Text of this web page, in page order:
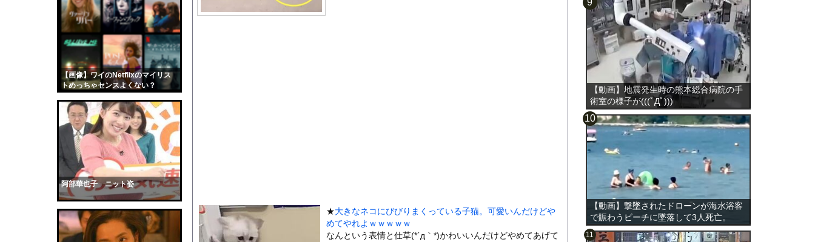
【画像】ワイのNetflixのマイリス
トめっちゃセンスよくない？
阿部華也子 ニット姿
【画像】女の子「危機管理フォーーーーム！！！」
6時間動かず浮かんだ「発光する球体」!? コロラド上空に現れた正体不明物体の目撃談【...
【画像】小倉ゆうか(27)さん、7年ぶり『FRIDAY』表紙で神ボディ大解放
★大きなネコにびびりまくっている子猫。可愛いんだけどや
めてやれよｗｗｗｗｗ
なんという表情と仕草(*´д｀*)かわいいんだけどやめてあげて
【動画】地震発生時の熊本総合病院の手
術室の様子が(((ﾟДﾟ)))
【動画】撃墜されたドローンが海水浴客
で賑わうビーチに墜落して3人死亡。